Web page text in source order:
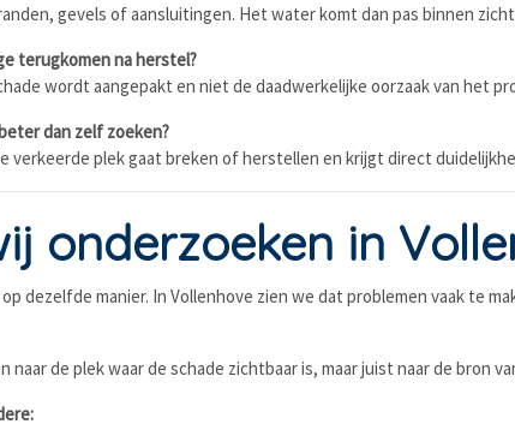
gevels of aansluitingen. Het water komt dan pas binnen
terugkomen na herstel?
wordt aangepakt en niet de daadwerkelijke oorzaak van het
dan zelf zoeken?
verkeerde plek gaat breken of herstellen en krijgt direct
onderzoeken in
dezelfde manier. In Vollenhove zien we dat problemen vaak te
naar de plek waar de schade zichtbaar is, maar juist naar de bron